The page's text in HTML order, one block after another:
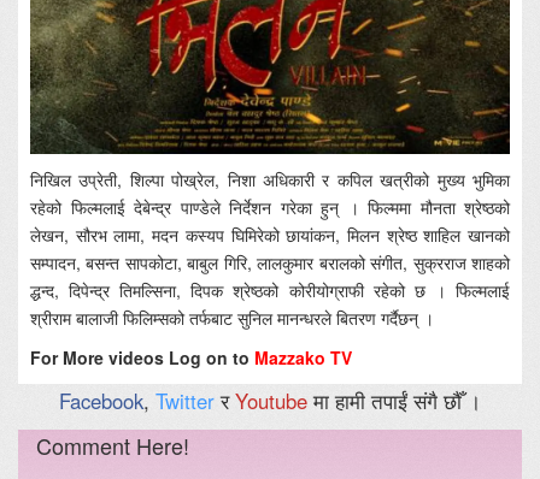
निखिल उप्रेती, शिल्पा पोख्रेल, निशा अधिकारी र कपिल खत्रीको मुख्य भुमिका
रहेको फिल्मलाई देबेन्द्र पाण्डेले निर्देशन गरेका हुन् । फिल्ममा मौनता श्रेष्ठको
लेखन, सौरभ लामा, मदन कस्यप घिमिरेको छायांकन, मिलन श्रेष्ठ शाहिल खानको
सम्पादन, बसन्त सापकोटा, बाबुल गिरि, लालकुमार बरालको संगीत, सुक्रराज शाहको
द्धन्द, दिपेन्द्र तिमल्सिना, दिपक श्रेष्ठको कोरीयोग्राफी रहेको छ । फिल्मलाई
श्रीराम बालाजी फिलिम्सको तर्फबाट सुनिल मानन्धरले बितरण गर्दैछन् ।
For More videos Log on to Mazzako TV
Facebook, TwitterरYoutubeमा हामी तपाईं संगै छौँ ।
Comment Here!